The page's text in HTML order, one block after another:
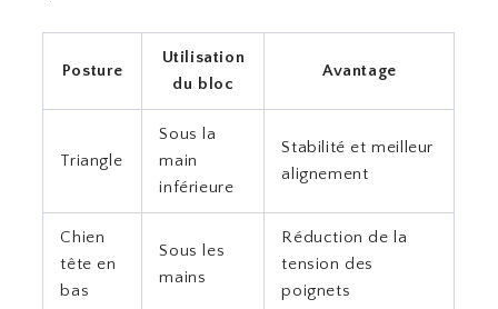
Posture
Utilisation
du bloc
Avantage
Triangle
Sous la
main
inférieure
Stabilité et meilleur
alignement
Chien
tête en
bas
Sous les
mains
Réduction de la
tension des
poignets